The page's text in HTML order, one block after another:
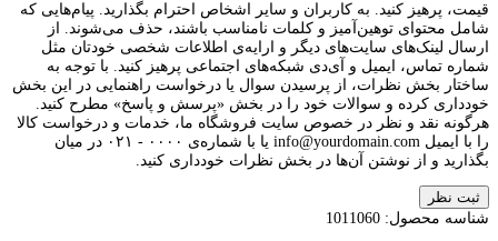
قیمت، پرهیز کنید. به کاربران و سایر اشخاص احترام بگذارید. پیام‌هایی که
شامل محتوای توهین‌آمیز و کلمات نامناسب باشند، حذف می‌شوند. از
ارسال لینک‌های سایت‌های دیگر و ارایه‌ی اطلاعات شخصی خودتان مثل
شماره تماس، ایمیل و آی‌دی شبکه‌های اجتماعی پرهیز کنید. با توجه به
ساختار بخش نظرات، از پرسیدن سوال یا درخواست راهنمایی در این بخش
خودداری کرده و سوالات خود را در بخش «پرسش و پاسخ» مطرح کنید.
هرگونه نقد و نظر در خصوص سایت فروشگاه ما، خدمات و درخواست کالا
را با ایمیل info@yourdomain.com یا با شماره‌ی ۰۰۰۰ - ۰۲۱ در میان
بگذارید و از نوشتن آن‌ها در بخش نظرات خودداری کنید.
ثبت نظر
شناسه محصول: 1011060